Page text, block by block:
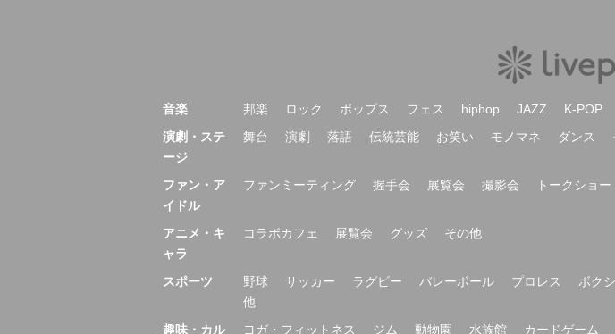
音楽 邦楽 ロック ポップス フェス hiphop JAZZ K-POP
演劇・ステ
ージ
舞台 演劇 落語 伝統芸能 お笑い モノマネ ダンス
ファン・ア
イドル
ファンミーティング 握手会 展覧会 撮影会 トークショー
アニメ・キ
ャラ
コラボカフェ 展覧会 グッズ その他
スポーツ 野球 サッカー ラグビー バレーボール プロレス ボク
他
趣味・カル
ヨガ・フィットネス ジム 動物園 水族館 カードゲーム